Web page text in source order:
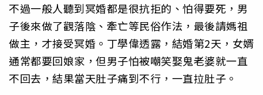
不過一般人聽到冥婚都是很抗拒的、怕得要死，男
子後來做了觀落陰、牽亡等民俗作法，最後請媽祖
做主，才接受冥婚。丁學偉透露，結婚第2天，女婿
通常都要回娘家，但男子怕被嘲笑娶鬼老婆就一直
不回去，結果當天肚子痛到不行，一直拉肚子。